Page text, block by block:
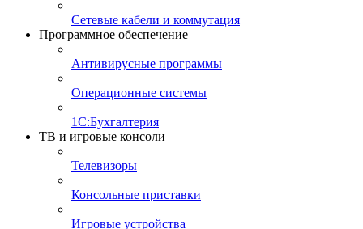
Сетевые кабели и коммутация
Программное обеспечение
Антивирусные программы
Операционные системы
1С:Бухгалтерия
ТВ и игровые консоли
Телевизоры
Консольные приставки
Игровые устройства